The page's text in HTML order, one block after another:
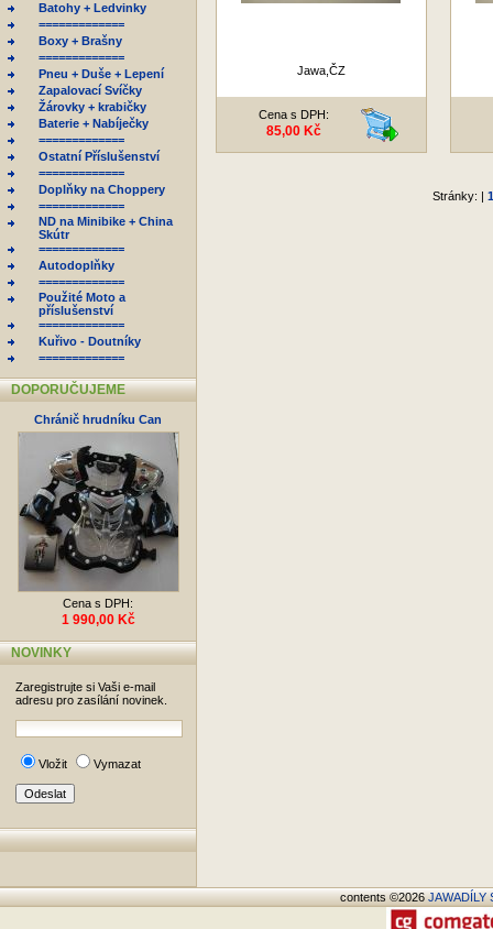
Batohy + Ledvinky
=============
Boxy + Brašny
=============
Pneu + Duše + Lepení
Zapalovací Svíčky
Žárovky + krabičky
Baterie + Nabíječky
=============
Ostatní Příslušenství
=============
Doplňky na Choppery
=============
ND na Minibike + China
Skútr
=============
Autodoplňky
=============
Použité Moto a
příslušenství
=============
Kuřivo - Doutníky
=============
DOPORUČUJEME
Chránič hrudníku Can
Cena s DPH:
1 990,00 Kč
NOVINKY
Zaregistrujte si Vaši e-mail
adresu pro zasílání novinek.
Vložit Vymazat
Jawa,ČZ
Cena s DPH:
85,00 Kč
Stránky: | 1
contents ©2026JAWADÍLY